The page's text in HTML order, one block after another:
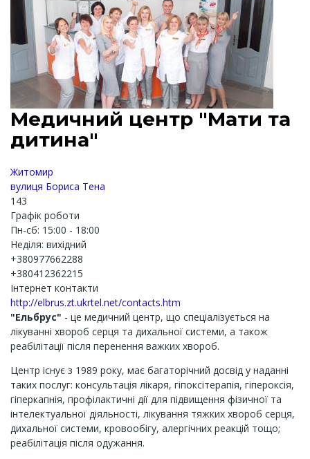
Медичний центр "Мати та
дитина"
Житомир
вулиця Бориса Тена
143
Графік роботи
Пн-сб: 15:00 - 18:00
Неділя: вихідний
+380977662288
+380412362215
Інтернет контакти
http://elbrus.zt.ukrtel.net/contacts.htm
"Ельбрус" - це медичний центр, що спеціалізується на
лікуванні хвороб серця та дихальної системи, а також
реабілітації після перенення важких хвороб.
Центр існує з 1989 року, має багаторічний досвід у наданні
таких послуг: консультація лікаря, гіпоксітерапія, гіпероксія,
гіперкапнія, профілактичні дії для підвищення фізичної та
інтелектуальної діяльності, лікування тяжких хвороб серця,
дихальної системи, кровообігу, алергічних реакцій тощо;
реабілітація після одужання.